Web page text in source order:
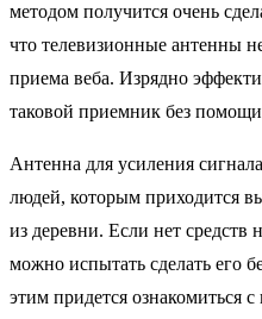
методом получится очень
что телевизионные антенны
приема веба. Изрядно
таковой приемник без
Антенна для усиления
людей, которым приходится
из деревни. Если нет
можно испытать сделать его
этим придется ознакомиться